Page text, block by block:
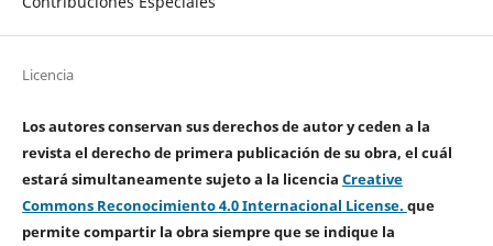
Licencia
Los autores conservan sus derechos de autor y ceden a la
revista el derecho de primera publicación de su obra, el cuál
estará simultaneamente sujeto a la licencia Creative
Commons Reconocimiento 4.0 Internacional License. que
permite compartir la obra siempre que se indique la